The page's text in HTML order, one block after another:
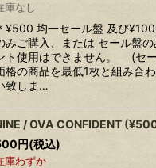
庫なし
¥500 均一セール盤 及び
みご購入、または セール盤
ト使用はできません。 (セ
格の商品を最低1枚と組み合
致しま…
/ OVA CONFIDENT
円(税込)
庫わずか